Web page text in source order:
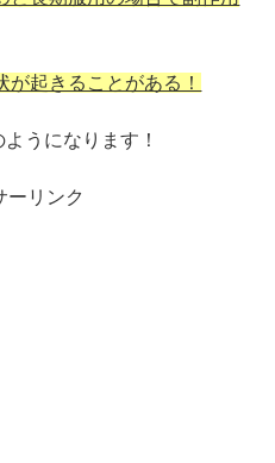
が起きることがある！
うになります！
ーリンク